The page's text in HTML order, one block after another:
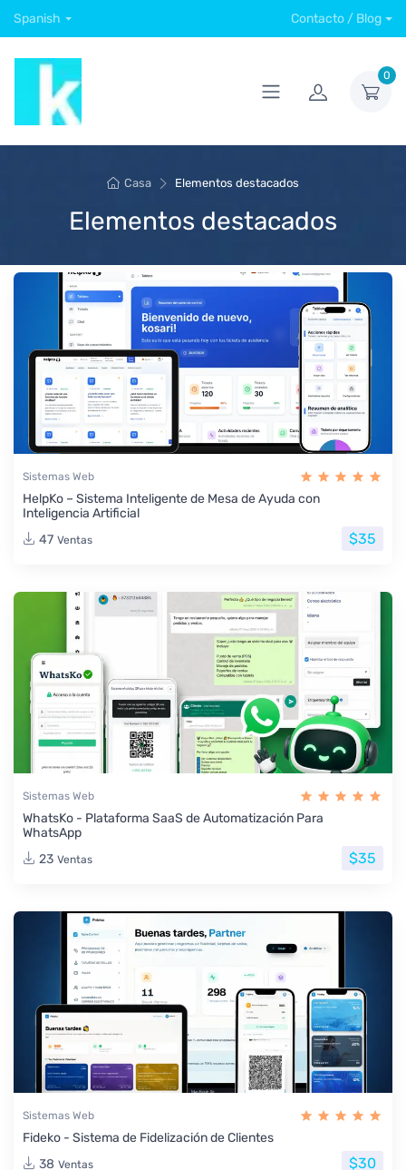
Spanish Contacto / Blog
0
Casa Elementos destacados
Elementos destacados
Sistemas Web
HelpKo – Sistema Inteligente de Mesa de Ayuda con
Inteligencia Artificial
47 Ventas $35
Sistemas Web
WhatsKo - Plataforma SaaS de Automatización Para
WhatsApp
23 Ventas $35
Sistemas Web
Fideko - Sistema de Fidelización de Clientes
38 Ventas $30